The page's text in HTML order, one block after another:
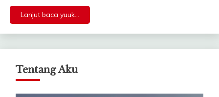
Lanjut baca yuuk...
Tentang Aku